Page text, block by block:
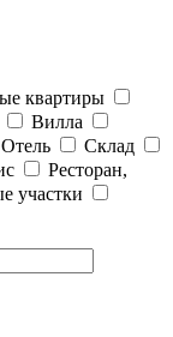
квартиры
Вилла
Отель
Склад
Ресторан,
участки